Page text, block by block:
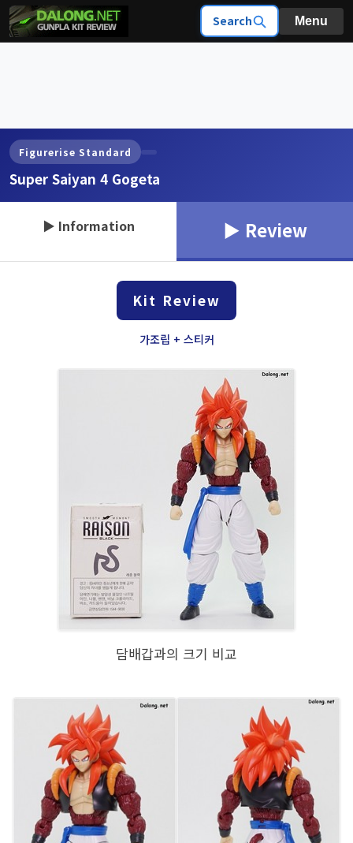
Search Menu
Figurerise Standard
Super Saiyan 4 Gogeta
▶ Information ▶ Review
Kit Review
가조립 + 스티커
담배갑과의 크기 비교